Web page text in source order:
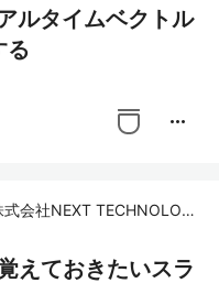
ルタイムベクトル
る
more_horiz
株式会社NEXT TECHNOLOGY
えておきたいスラ